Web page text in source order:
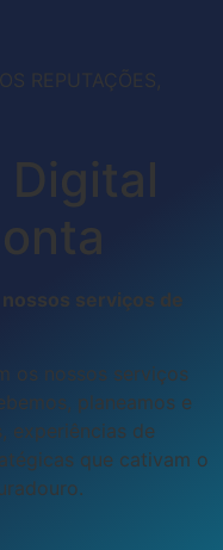
REPUTAÇÕES,
Digital
serviços de
os nossos serviços
planeamos e
experiências de
que cativam o